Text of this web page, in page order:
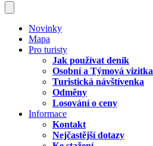
Novinky
Mapa
Pro turisty
Jak používat deník
Osobní a Týmová vizitka
Turistická návštívenka
Odměny
Losování o ceny
Informace
Kontakt
Nejčastější dotazy